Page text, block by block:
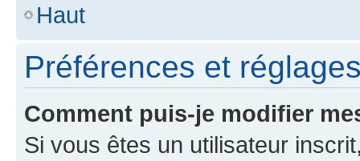
Haut
Préférences et
Comment puis-je modifier
Si vous êtes un utilisateur